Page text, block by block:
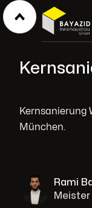
Kernsanierung
München.
Rami
Meister